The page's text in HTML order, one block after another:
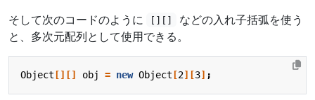
そして次のコードのように
[][]
などの入れ子括弧を使う
と、多次元配列として使用できる。
Object [][] obj = new Object [2][3] ;